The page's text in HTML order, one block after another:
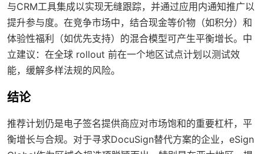
与CRM工具集成以实现无缝跟踪，并通过应用内通知推广以
提升参与度。在竞争市场中，结合现金等价物（如积分）和
体验性福利（如优先支持）的混合模型可产生平衡增长。中
立建议：在全球 rollout 前在一个地区试点计划以测试效
能，缓解多样法规的风险。
结论
推荐计划仍是电子签名提供商应对市场饱和的重要杠杆，平
衡增长与合规。对于寻求DocuSign替代方案的企业，eSign